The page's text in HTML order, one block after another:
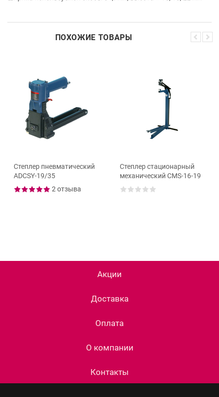
ПОХОЖИЕ ТОВАРЫ
Степлер пневматический
ADCSY-19/35
2 отзыва
Степлер стационарный
механический СМS-16-19
Акции
Доставка
Оплата
О компании
Контакты